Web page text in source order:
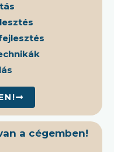
a cégemben!